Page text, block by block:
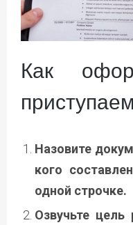
Как
Назовите
кого
одной строчке.
Озвучьте